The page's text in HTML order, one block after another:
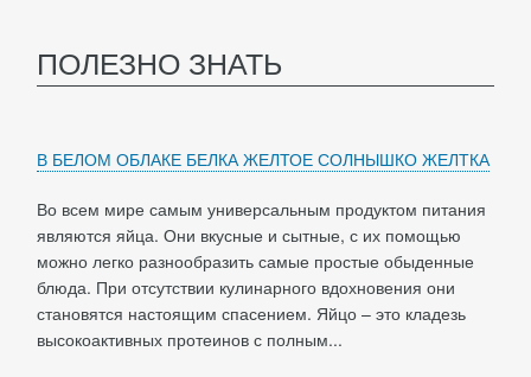
ПОЛЕЗНО ЗНАТЬ
В БЕЛОМ ОБЛАКЕ БЕЛКА ЖЕЛТОЕ СОЛНЫШКО ЖЕЛТКА
Во всем мире самым универсальным продуктом питания
являются яйца. Они вкусные и сытные, с их помощью
можно легко разнообразить самые простые обыденные
блюда. При отсутствии кулинарного вдохновения они
становятся настоящим спасением. Яйцо – это кладезь
высокоактивных протеинов с полным...